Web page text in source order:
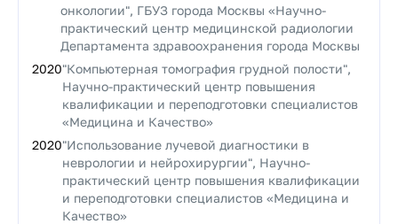
онкологии", ГБУЗ города Москвы «Научно-
практический центр медицинской радиологии
Департамента здравоохранения города Москвы
2020"Компьютерная томография грудной полости",
Научно-практический центр повышения
квалификации и переподготовки специалистов
«Медицина и Качество»
2020"Использование лучевой диагностики в
неврологии и нейрохирургии", Научно-
практический центр повышения квалификации
и переподготовки специалистов «Медицина и
Качество»